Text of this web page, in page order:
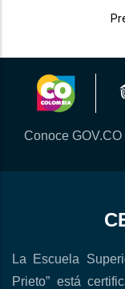
Conoce GOV.CO
La Escuela
Prieto” está